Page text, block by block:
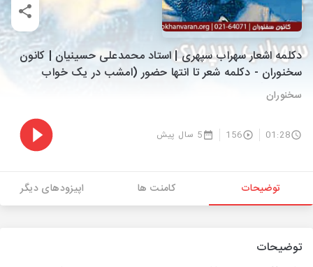
دکلمه اشعار سهراب سپهری | استاد محمدعلی حسینیان | کانون
سخنوران - دکلمه شعر تا انتها حضور (امشب در یک خواب
عجیب...)
سخنوران
01:28
156 5 سال پیش
توضیحات کامنت ها اپیزودهای دیگر
توضیحات